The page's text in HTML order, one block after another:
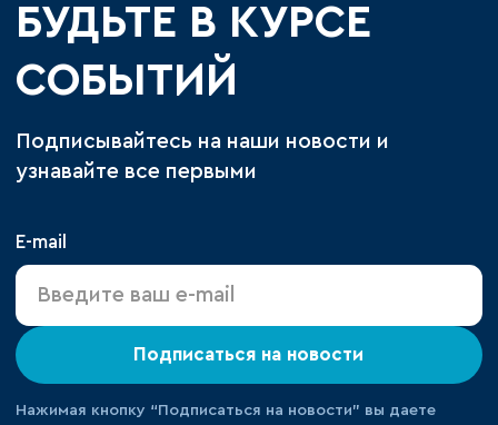
БУДЬТЕ В КУРСЕ
СОБЫТИЙ
Подписывайтесь на наши новости и
узнавайте все первыми
E-mail
Подписаться на новости
Нажимая кнопку “Подписаться на новости” вы даете